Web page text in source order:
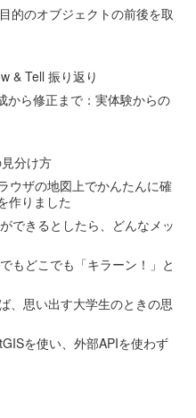
的のオブジェクトの前後を取
& Tell 振り返り
から修正まで：実体験からの
分け方
ウザの地図上でかんたんに確
作りました
できるとしたら、どんなメッ
もどこでも「キラーン！」と
、思い出す大学生のときの思
を使い、外部APIを使わず